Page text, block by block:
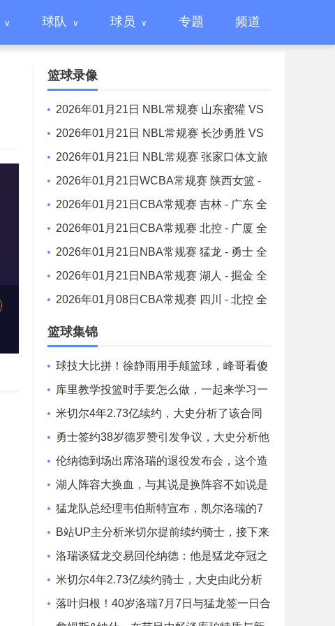
球队 球员 专题 频道
篮球录像
2026年01月21日 NBL常规赛 山东蜜獾 VS
焦作文旅 全场录像
2026年01月21日 NBL常规赛 长沙勇胜 VS
江西鲸裕清酒 全场录像
2026年01月21日 NBL常规赛 张家口体文旅
VS 湖北文旅 全场录像
2026年01月21日WCBA常规赛 陕西女篮 -
山东女篮 全场录像
2026年01月21日CBA常规赛 吉林 - 广东 全
场录像
2026年01月21日CBA常规赛 北控 - 广厦 全
场录像
2026年01月21日NBA常规赛 猛龙 - 勇士 全
场录像
2026年01月21日NBA常规赛 湖人 - 掘金 全
场录像
2026年01月08日CBA常规赛 四川 - 北控 全
场录像
篮球集锦
球技大比拼！徐静雨用手颠篮球，峰哥看傻
眼了！
库里教学投篮时手要怎么做，一起来学习一
下！
米切尔4年2.73亿续约，大史分析了该合同
对骑士队补强的影响
勇士签约38岁德罗赞引发争议，大史分析他
是否适合勇士？
伦纳德到场出席洛瑞的退役发布会，这个造
型还是非常帅气的！
湖人阵容大换血，与其说是换阵容不如说是
换时代，新赛季拭目以待
猛龙队总经理韦伯斯特宣布，凯尔洛瑞的7
号球衣将在下赛季退役！
B站UP主分析米切尔提前续约骑士，接下来
可能就是哈登了
洛瑞谈猛龙交易回伦纳德：他是猛龙夺冠之
路的第一步
米切尔4年2.73亿续约骑士，大史由此分析
詹姆斯加盟前景
落叶归根！40岁洛瑞7月7日与猛龙签一日合